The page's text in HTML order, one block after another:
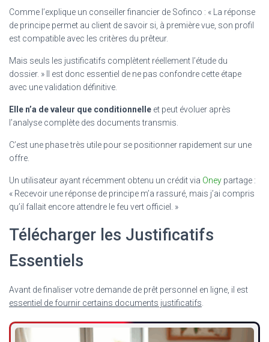
Comme l’explique un conseiller financier de Sofinco : « La réponse
de principe permet au client de savoir si, à première vue, son profil
est compatible avec les critères du prêteur.
Mais seuls les justificatifs complètent réellement l’étude du
dossier. » Il est donc essentiel de ne pas confondre cette étape
avec une validation définitive.
Elle n’a de valeur que conditionnelle et peut évoluer après
l’analyse complète des documents transmis.
C’est une phase très utile pour se positionner rapidement sur une
offre.
Un utilisateur ayant récemment obtenu un crédit via Oney partage :
« Recevoir une réponse de principe m’a rassuré, mais j’ai compris
qu’il fallait encore attendre le feu vert officiel. »
Télécharger les Justificatifs
Essentiels
Avant de finaliser votre demande de prêt personnel en ligne, il est
essentiel de fournir certains documents justificatifs